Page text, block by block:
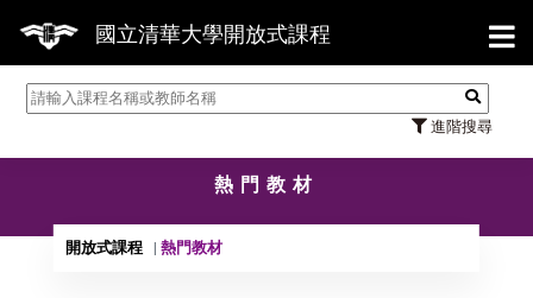
國立清華大學開放式課程
進階搜尋
【
熱門教材
開放式課程 熱門教材